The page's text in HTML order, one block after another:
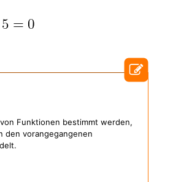
Funktionen bestimmt werden,
den vorangegangenen